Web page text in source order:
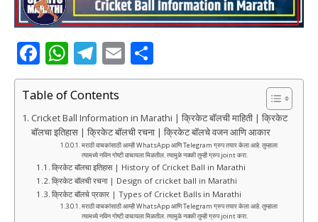
F
a
c
e
b
o
o
W
h
at
s
A
p
p
T
el
e
g
ra
m
E
m
l
h
e
Table of Contents
Cricket Ball Information in Marathi | क्रिकेट बॉलची माहिती | क्रिकेट
बॉलचा इतिहास | क्रिकेट बॉलची रचना | क्रिकेट बॉलचे वजन आणि आकार
मराठी वाचकांसाठी आम्ही WhatsApp आणि Telegram ग्रुप तयार केला आहे. तुम्हाला
त्यामध्ये नविन गोष्टी वाचायला मिळतील. त्यामुळे नक्की तुम्ही ग्रुप joint करा.
क्रिकेट बॉलचा इतिहास | History of Cricket Ball in Marathi
क्रिकेट बॉलची रचना | Design of cricket ball in Marathi
क्रिकेट बॉलचे प्रकार | Types of Cricket Balls in Marathi
मराठी वाचकांसाठी आम्ही WhatsApp आणि Telegram ग्रुप तयार केला आहे. तुम्हाला
त्यामध्ये नविन गोष्टी वाचायला मिळतील. त्यामुळे नक्की तुम्ही ग्रुप joint करा.